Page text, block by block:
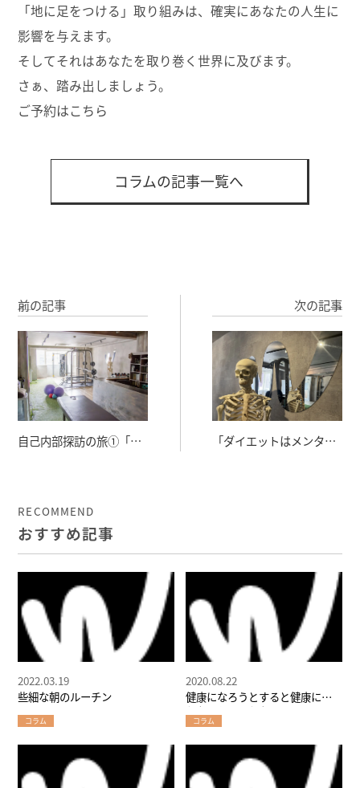
「地に足をつける」取り組みは、確実にあなたの人生に
影響を与えます。
そしてそれはあなたを取り巻く世界に及びます。
さぁ、踏み出しましょう。
ご予約はこちら
コラムの記事一覧へ
前の記事
自己内部探訪の旅①「呼
次の記事
「ダイエットはメンタル
RECOMMEND
おすすめ記事
些細な朝のルーチン
2022.03.19
コラム
健康になろうとすると健康にな
れないかもしれない
2020.08.22
コラム